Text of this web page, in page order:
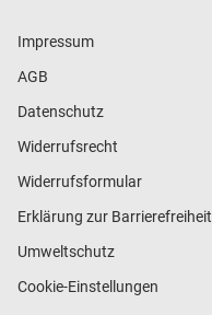
Impressum
AGB
Datenschutz
Widerrufsrecht
Widerrufsformular
Erklärung zur Barrierefreiheit
Umweltschutz
Cookie-Einstellungen